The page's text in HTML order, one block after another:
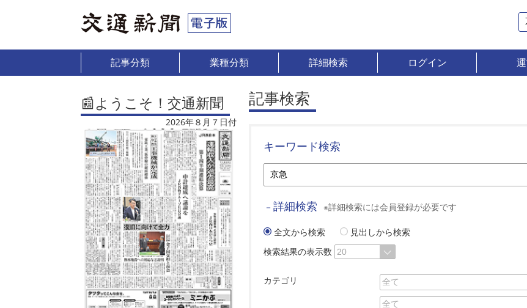
記事分類 業種分類 詳細検索 ログイン
📰ようこそ！交通新聞
2026年８月７日付
記事検索
キーワード検索
－ 詳細検索 ※詳細検索には会員登録が必要です
全文から検索
見出しから検索
検索結果の表示数
カテゴリ